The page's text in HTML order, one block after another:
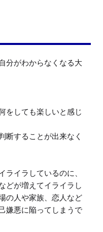
分がわからなくなる大
をしても楽しいと感じ
断することが出来なく
ライラしているのに、
どが増えてイライラし
の人や家族、恋人など
嫌悪に陥ってしまうで